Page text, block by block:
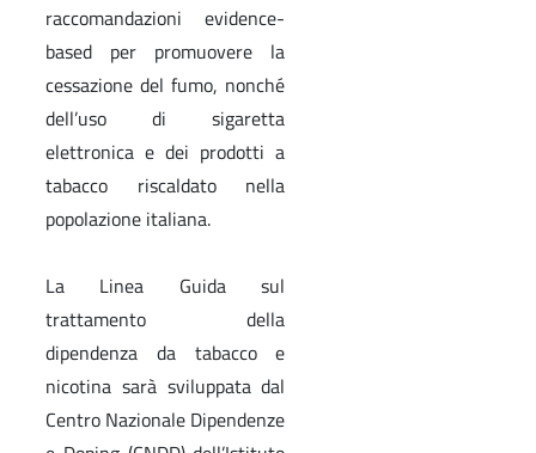
raccomandazioni evidence-
based per promuovere la
cessazione del fumo, nonché
dell’uso di sigaretta
elettronica e dei prodotti a
tabacco riscaldato nella
popolazione italiana.
La Linea Guida sul
trattamento della
dipendenza da tabacco e
nicotina sarà sviluppata dal
Centro Nazionale Dipendenze